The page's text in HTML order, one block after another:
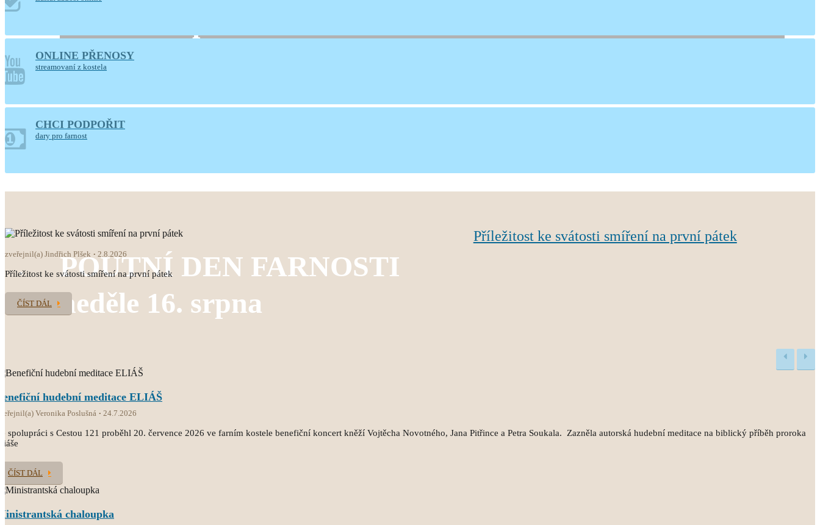
Hlaste se, prosíme, u paní Ludmily Moudrové
POUTNÍ DEN FARNOSTI
neděle 16. srpna
ONLINE PŘENOSY
streamovaní z kostela
CHCI PODPOŘIT
dary pro farnost
Příležitost ke svátosti smíření na první pátek
zveřejnil(a) Jindřich Plšek 2.8.2026
Příležitost ke svátosti smíření na první pátek
ČÍST DÁL
hudební meditace ELIÁŠ
Veronika Poslušná 24.7.2026
spolupráci s Cestou 121 proběhl 20. července 2026 ve farním kostele benefiční koncert kněží Vojtěcha Novotného, Jana Pitřince a Petra Soukala. Zazněla autorská hudební meditace na biblický příběh proroka
ČÍST DÁL
chaloupka